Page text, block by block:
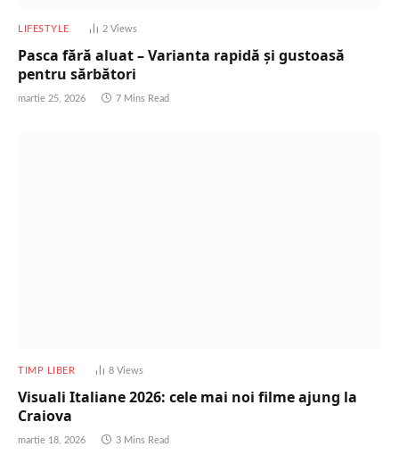
LIFESTYLE 2 Views
Pasca fără aluat – Varianta rapidă și gustoasă
pentru sărbători
martie 25, 2026 7 Mins Read
TIMP LIBER 8 Views
Visuali Italiane 2026: cele mai noi filme ajung la
Craiova
martie 18, 2026 3 Mins Read